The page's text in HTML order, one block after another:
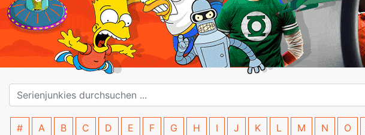
# A B C D E F G H I J K L M N O